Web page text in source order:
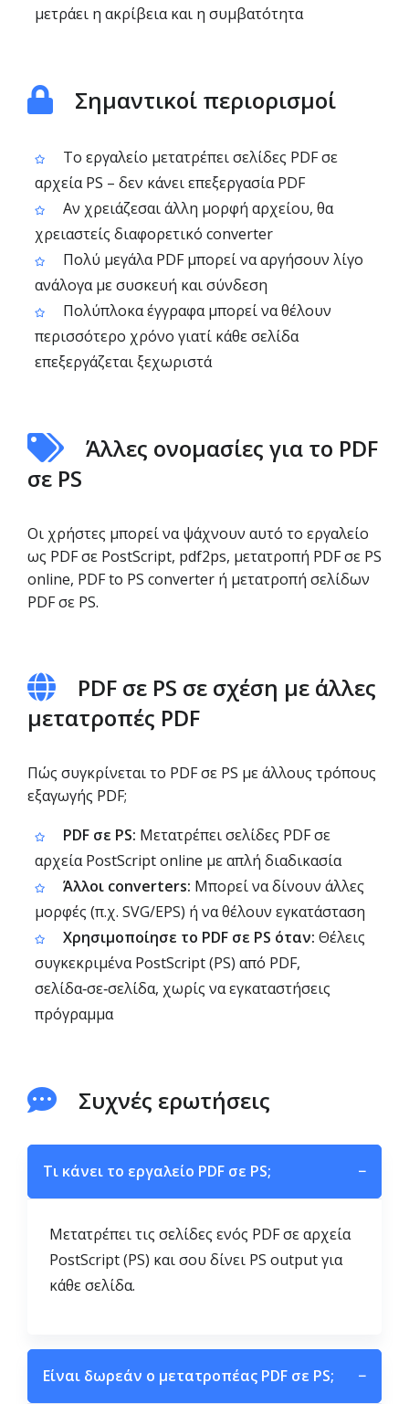
μετράει η ακρίβεια και η συμβατότητα
Σημαντικοί περιορισμοί
Το εργαλείο μετατρέπει σελίδες PDF σε
αρχεία PS – δεν κάνει επεξεργασία PDF
Αν χρειάζεσαι άλλη μορφή αρχείου, θα
χρειαστείς διαφορετικό converter
Πολύ μεγάλα PDF μπορεί να αργήσουν λίγο
ανάλογα με συσκευή και σύνδεση
Πολύπλοκα έγγραφα μπορεί να θέλουν
περισσότερο χρόνο γιατί κάθε σελίδα
επεξεργάζεται ξεχωριστά
Άλλες ονομασίες για το PDF
σε PS
Οι χρήστες μπορεί να ψάχνουν αυτό το εργαλείο
ως PDF σε PostScript, pdf2ps, μετατροπή PDF σε PS
online, PDF to PS converter ή μετατροπή σελίδων
PDF σε PS.
PDF σε PS σε σχέση με άλλες
μετατροπές PDF
Πώς συγκρίνεται το PDF σε PS με άλλους τρόπους
εξαγωγής PDF;
PDF σε PS: Μετατρέπει σελίδες PDF σε
αρχεία PostScript online με απλή διαδικασία
Άλλοι converters: Μπορεί να δίνουν άλλες
μορφές (π.χ. SVG/EPS) ή να θέλουν εγκατάσταση
Χρησιμοποίησε το PDF σε PS όταν: Θέλεις
συγκεκριμένα PostScript (PS) από PDF,
σελίδα‑σε‑σελίδα, χωρίς να εγκαταστήσεις
πρόγραμμα
Συχνές ερωτήσεις
Τι κάνει το εργαλείο PDF σε PS; −
Μετατρέπει τις σελίδες ενός PDF σε αρχεία
PostScript (PS) και σου δίνει PS output για
κάθε σελίδα.
Είναι δωρεάν ο μετατροπέας PDF σε PS; −